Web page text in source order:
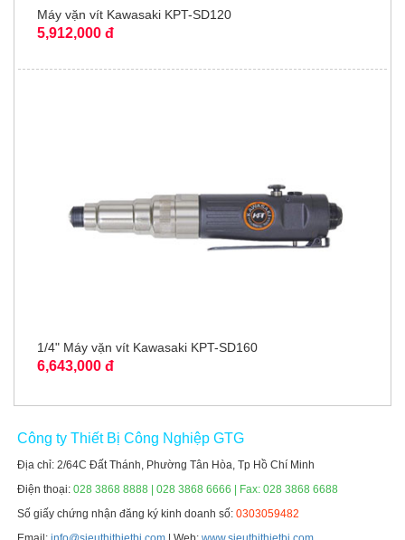
Máy vặn vít Kawasaki KPT-SD120
5,912,000 đ
1/4" Máy vặn vít Kawasaki KPT-SD160
6,643,000 đ
Công ty Thiết Bị Công Nghiệp GTG
Địa chỉ: 2/64C Đất Thánh, Phường Tân Hòa, Tp Hồ Chí Minh
Điện thoại:028 3868 8888 | 028 3868 6666 | Fax: 028 3868 6688
Số giấy chứng nhận đăng ký kinh doanh số:0303059482